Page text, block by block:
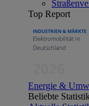
Top Report
Energie &
Beliebte